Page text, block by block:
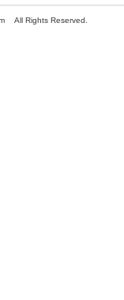
All Rights Reserved.